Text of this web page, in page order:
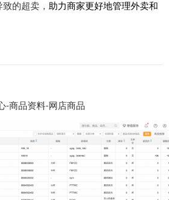
的超卖， 助力商家更好地管理外卖和
-商品资料-网店商品